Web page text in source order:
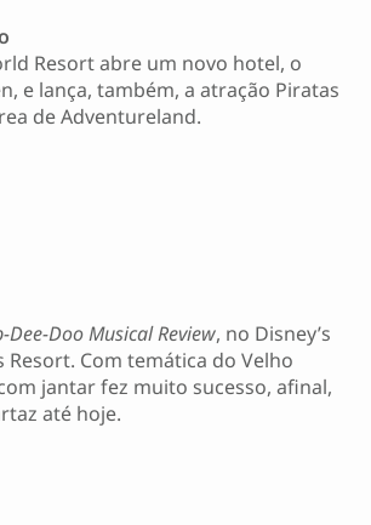
Resort abre um novo hotel, o
e lança, também, a atração Piratas
de Adventureland.
Dee-Doo Musical Review, no Disney’s
Resort. Com temática do Velho
jantar fez muito sucesso, afinal,
até hoje.